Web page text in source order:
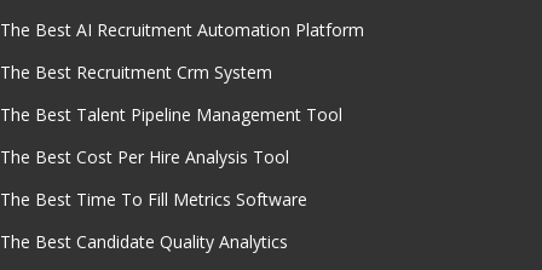
The Best AI Recruitment Automation Platform
The Best Recruitment Crm System
The Best Talent Pipeline Management Tool
The Best Cost Per Hire Analysis Tool
The Best Time To Fill Metrics Software
The Best Candidate Quality Analytics